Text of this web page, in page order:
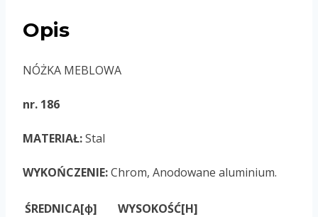
Opis
NÓŻKA MEBLOWA
nr. 186
MATERIAŁ:Stal
WYKOŃCZENIE:Chrom, Anodowane aluminium.
ŚREDNICA[ɸ] WYSOKOŚĆ[H]